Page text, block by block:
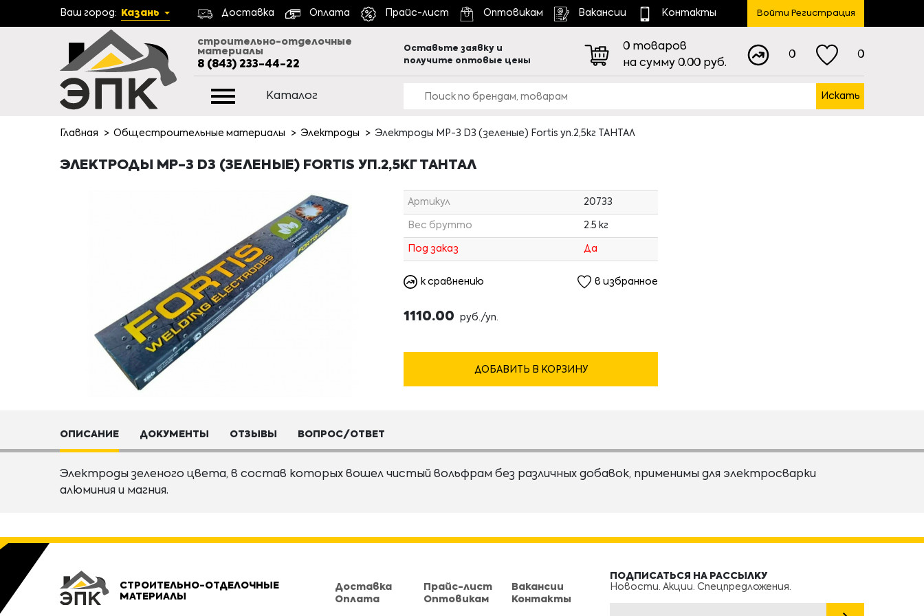
Ваш город: Казань Доставка Оплата Прайс-лист Оптовикам Вакансии Контакты Войти Регистрация
строительно-отделочные
материалы
8 (843) 233-44-22
Оставьте заявку и
получите оптовые цены
0 товаров
на сумму 0.00 руб.
0 0
Каталог Искать
Главная Общестроительные материалы Электроды Электроды МР-3 D3 (зеленые) Fortis уп.2,5кг ТАНТАЛ
ЭЛЕКТРОДЫ МР-3 D3 (ЗЕЛЕНЫЕ) FORTIS УП.2,5КГ ТАНТАЛ
Артикул 20733
Вес брутто 2.5 кг
Под заказ Да
к сравнению в избранное
1110.00 руб./уп.
ДОБАВИТЬ В КОРЗИНУ
ОПИСАНИЕ ДОКУМЕНТЫ ОТЗЫВЫ ВОПРОС/ОТВЕТ
Электроды зеленого цвета, в состав которых вошел чистый вольфрам без различных добавок, применимы для электросварки
алюминия и магния.
СТРОИТЕЛЬНО-ОТДЕЛОЧНЫЕ
МАТЕРИАЛЫ
Доставка
Оплата
Прайс-лист
Оптовикам
Вакансии
Контакты
ПОДПИСАТЬСЯ НА РАССЫЛКУ
Новости. Акции. Спецпредложения.